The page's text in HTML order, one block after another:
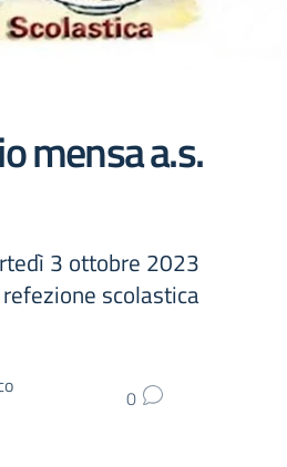
mensa a.s.
3 ottobre 2023
scolastica
0